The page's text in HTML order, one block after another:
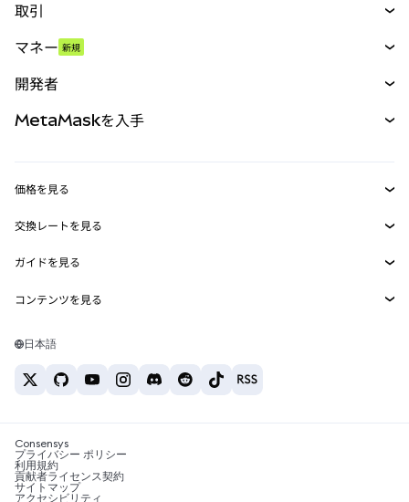
取引
パーペチュアル
RWA
マネー 新規
開発者
MetaMask Connect
Snaps
Web3サービス
MetaMaskを入手
セキュリティ
サポート
キャリア
お問い合わせ
価格を見る
イーサリアムの価格
Solanaの価格
Tetherの価格
交換レートを見る
ETH→USD
USDT→INR
BTC→INR
ETH→USDT
ガイドを見る
ETHの購入
USDTの購入
SHIBの購入
BNBの購入
コンテンツを見る
Solanaウォレット
税制関連ニュース
暗号資産の購入方法は？
日本語
Consensys
プライバシー ポリシー
利用規約
貢献者ライセンス契約
サイトマップ
アクセシビリティ